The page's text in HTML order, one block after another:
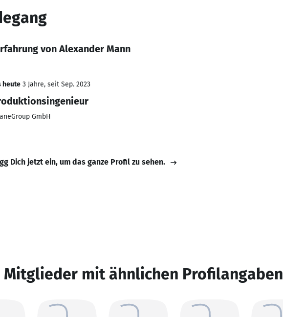
von Alexander Mann
heute 3 Jahre, seit Sep. 2023
GmbH
Dich jetzt ein, um das ganze Profil zu sehen.
Mitglieder mit ähnlichen Profilangaben